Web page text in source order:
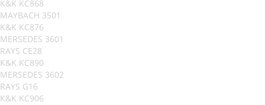
K&K KC868
MAYBACH 3501
K&K KC876
MERSEDES 3601
RAYS CE28
K&K KC890
MERSEDES 3602
RAYS G16
K&K KC906